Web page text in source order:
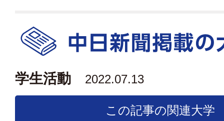
学生活動 2022.07.13
この記事の関連大学